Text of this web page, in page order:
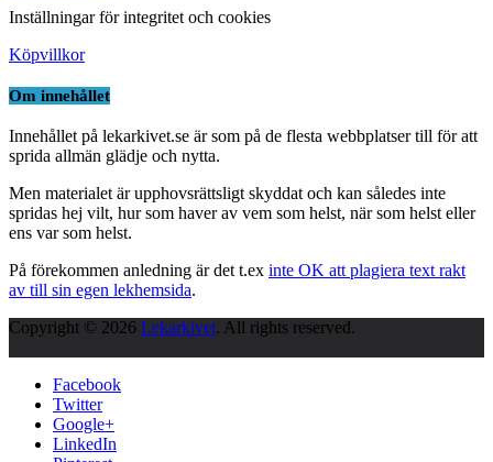
Inställningar för integritet och cookies
Köpvillkor
Om innehållet
Innehållet på lekarkivet.se är som på de flesta webbplatser till för att
sprida allmän glädje och nytta.
Men materialet är upphovsrättsligt skyddat och kan således inte
spridas hej vilt, hur som haver av vem som helst, när som helst eller
ens var som helst.
På förekommen anledning är det t.ex inte OK att plagiera text rakt
av till sin egen lekhemsida.
Copyright © 2026 Lekarkivet. All rights reserved.
Facebook
Twitter
Google+
LinkedIn